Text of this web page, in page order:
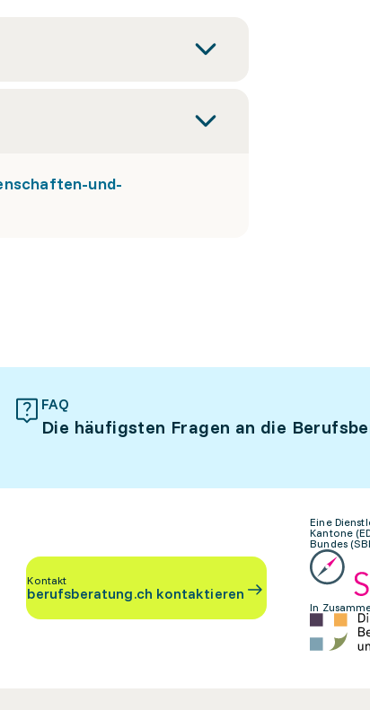
und-
FAQ
Die häufigsten Fragen an die
Kontakt
berufsberatung.ch kontaktieren
Eine
Kantone
Bundes
In